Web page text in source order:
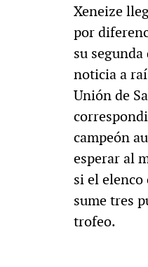
Xeneize
por
su
noticia a
Unión de
campeón
esperar al
si el elenco
sume tres
trofeo.